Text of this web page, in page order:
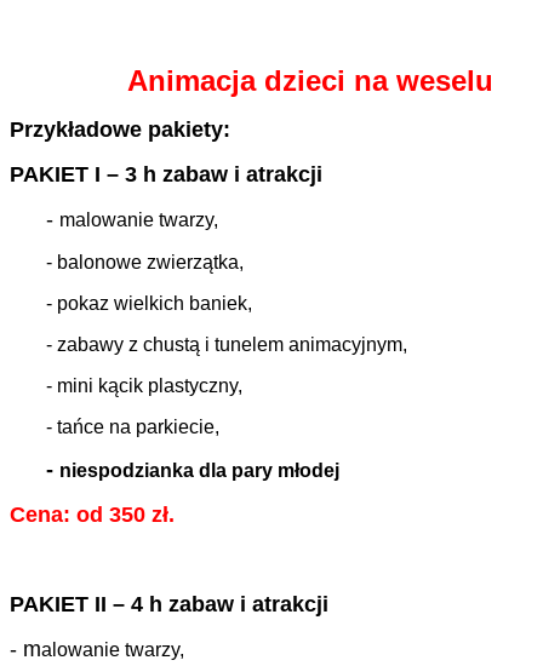
Animacja dzieci na weselu
Przykładowe pakiety:
PAKIET I – 3 h zabaw i atrakcji
- malowanie twarzy,
- balonowe zwierzątka,
- pokaz wielkich baniek,
- zabawy z chustą i tunelem animacyjnym,
- mini kącik plastyczny,
- tańce na parkiecie,
- niespodzianka dla pary młodej
Cena: od 350 zł.
PAKIET II – 4 h zabaw i atrakcji
- malowanie twarzy,